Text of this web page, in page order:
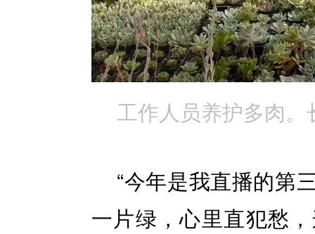
工作人员养护多肉。
“今年是我直播的第
一片绿，心里直犯愁